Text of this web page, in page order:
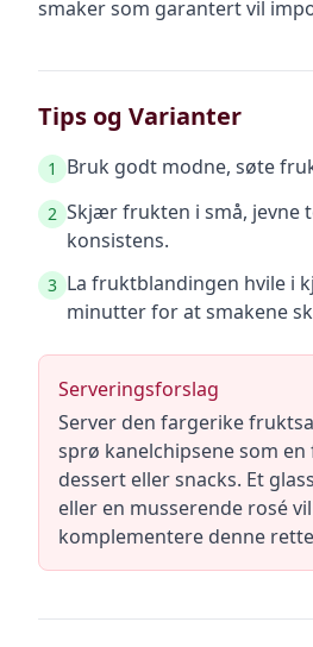
smaker som garantert vil
Tips og Varianter
1 Bruk godt modne, søte
2 Skjær frukten i små, jevne
konsistens.
3 La fruktblandingen hvile i
minutter for at smakene
Serveringsforslag
Server den fargerike
sprø kanelchipsene som
dessert eller snacks. Et
eller en musserende rosé
komplementere denne